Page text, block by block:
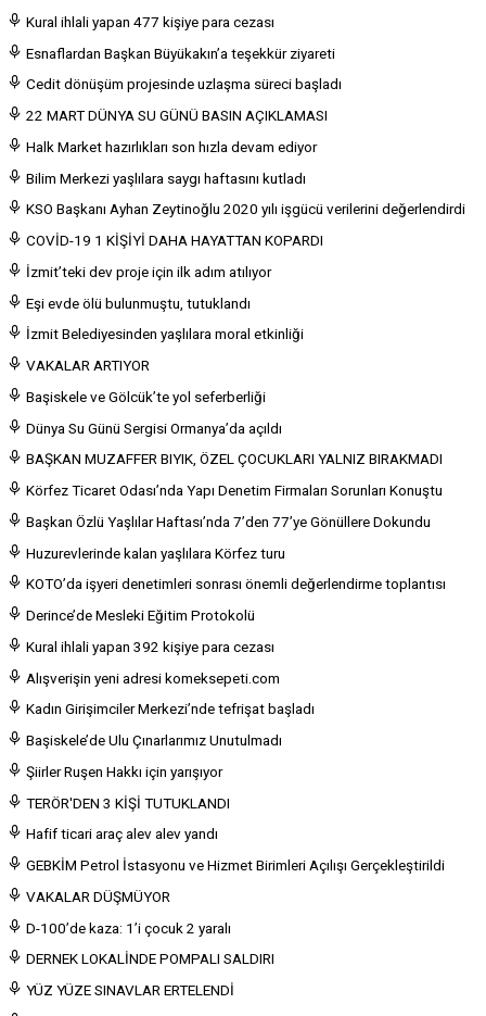
Kural ihlali yapan 477 kişiye para cezası
Esnaflardan Başkan Büyükakın’a teşekkür ziyareti
Cedit dönüşüm projesinde uzlaşma süreci başladı
22 MART DÜNYA SU GÜNÜ BASIN AÇIKLAMASI
Halk Market hazırlıkları son hızla devam ediyor
Bilim Merkezi yaşlılara saygı haftasını kutladı
KSO Başkanı Ayhan Zeytinoğlu 2020 yılı işgücü verilerini değerlendirdi
COVİD-19 1 KİŞİYİ DAHA HAYATTAN KOPARDI
İzmit’teki dev proje için ilk adım atılıyor
Eşi evde ölü bulunmuştu, tutuklandı
İzmit Belediyesinden yaşlılara moral etkinliği
VAKALAR ARTIYOR
Başiskele ve Gölcük’te yol seferberliği
Dünya Su Günü Sergisi Ormanya’da açıldı
BAŞKAN MUZAFFER BIYIK, ÖZEL ÇOCUKLARI YALNIZ BIRAKMADI
Körfez Ticaret Odası’nda Yapı Denetim Firmaları Sorunları Konuştu
Başkan Özlü Yaşlılar Haftası’nda 7’den 77’ye Gönüllere Dokundu
Huzurevlerinde kalan yaşlılara Körfez turu
KOTO’da işyeri denetimleri sonrası önemli değerlendirme toplantısı
Derince’de Mesleki Eğitim Protokolü
Kural ihlali yapan 392 kişiye para cezası
Alışverişin yeni adresi komeksepeti.com
Kadın Girişimciler Merkezi’nde tefrişat başladı
Başiskele’de Ulu Çınarlarımız Unutulmadı
Şiirler Ruşen Hakkı için yarışıyor
TERÖR'DEN 3 KİŞİ TUTUKLANDI
Hafif ticari araç alev alev yandı
GEBKİM Petrol İstasyonu ve Hizmet Birimleri Açılışı Gerçekleştirildi
VAKALAR DÜŞMÜYOR
D-100’de kaza: 1’i çocuk 2 yaralı
DERNEK LOKALİNDE POMPALI SALDIRI
YÜZ YÜZE SINAVLAR ERTELENDİ